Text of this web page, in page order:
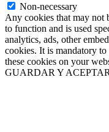
Non-necessary
Any cookies that may not
to function and is used
analytics, ads, other
cookies. It is mandatory
these cookies on your
GUARDAR Y ACEPTAR